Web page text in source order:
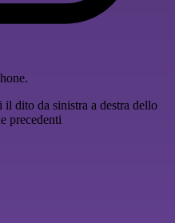
dito da sinistra a destra dello
precedenti